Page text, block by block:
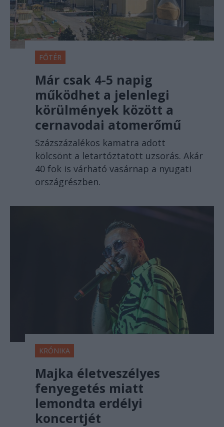
FŐTÉR
Már csak 4-5 napig
működhet a jelenlegi
körülmények között a
cernavodai atomerőmű
Százszázalékos kamatra adott
kölcsönt a letartóztatott uzsorás. Akár
40 fok is várható vasárnap a nyugati
országrészben.
KRÓNIKA
Majka életveszélyes
fenyegetés miatt
lemondta erdélyi
koncertjét